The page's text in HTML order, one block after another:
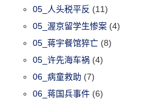
05_人头税平反 (11)
05_渥京留学生惨案 (4)
05_蒋宇餐馆猝亡 (8)
05_许先海车祸 (4)
06_病童救助 (7)
06_蒋国兵事件 (6)